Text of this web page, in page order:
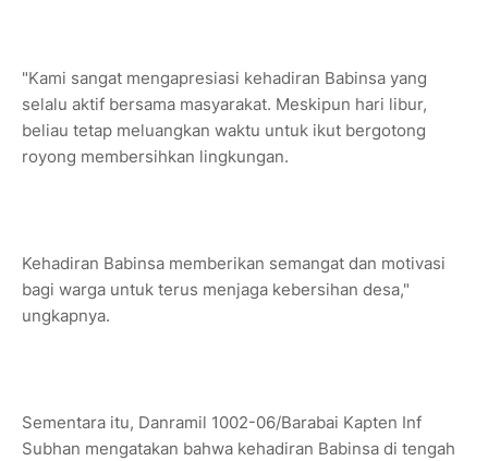
"Kami sangat mengapresiasi kehadiran Babinsa yang
selalu aktif bersama masyarakat. Meskipun hari libur,
beliau tetap meluangkan waktu untuk ikut bergotong
royong membersihkan lingkungan.
Kehadiran Babinsa memberikan semangat dan motivasi
bagi warga untuk terus menjaga kebersihan desa,"
ungkapnya.
Sementara itu, Danramil 1002-06/Barabai Kapten Inf
Subhan mengatakan bahwa kehadiran Babinsa di tengah